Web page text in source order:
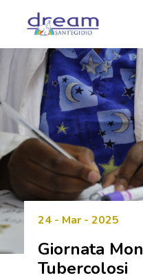
24 - Mar - 2025
Giornata
Tubercolosi